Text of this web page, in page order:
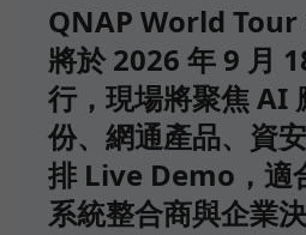
QNAP World Tour
將於 2026 年 9 月
行，現場將聚焦 AI
份、網通產品、資
排 Live Demo，適
系統整合商與企業